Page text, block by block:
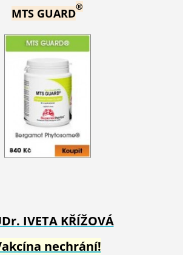
MTS GUARD®
IVETA KŘÍŽOVÁ
nechrání!